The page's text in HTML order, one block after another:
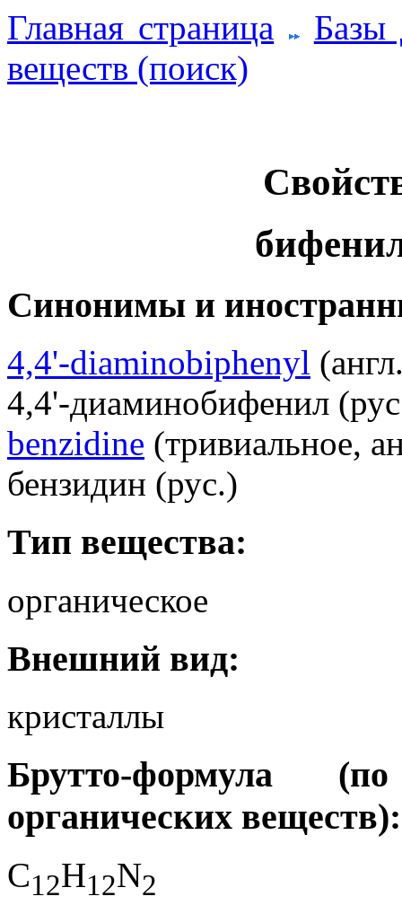
Главная страница
Базы
веществ (поиск)
Синонимы и
4,4'-diaminobiphenyl
4,4'-диаминобифенил
benzidine (тривиальное,
бензидин (рус.)
Тип вещества:
органическое
Внешний вид:
кристаллы
Брутто-формула
органических веществ):
C12H12N2